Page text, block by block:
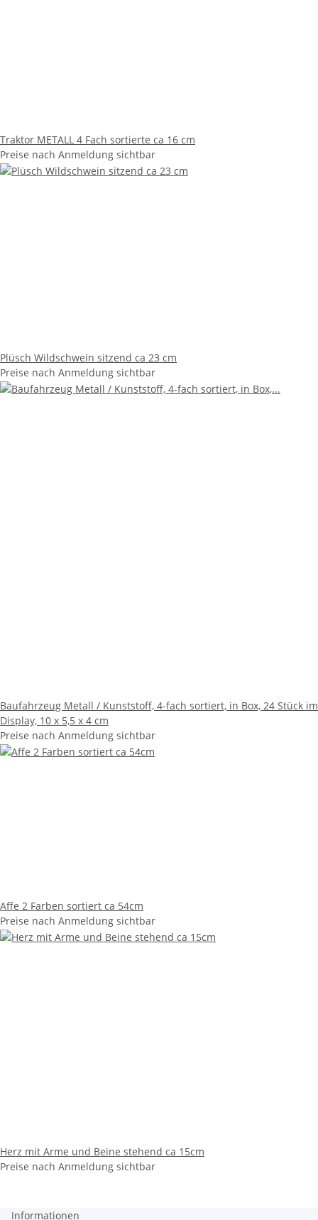
Traktor METALL 4 Fach sortierte ca 16 cm
Preise nach Anmeldung sichtbar
Plüsch Wildschwein sitzend ca 23 cm
Preise nach Anmeldung sichtbar
Baufahrzeug Metall / Kunststoff, 4-fach sortiert, in Box, 24 Stück im
Display, 10 x 5,5 x 4 cm
Preise nach Anmeldung sichtbar
Affe 2 Farben sortiert ca 54cm
Preise nach Anmeldung sichtbar
Herz mit Arme und Beine stehend ca 15cm
Preise nach Anmeldung sichtbar
Informationen